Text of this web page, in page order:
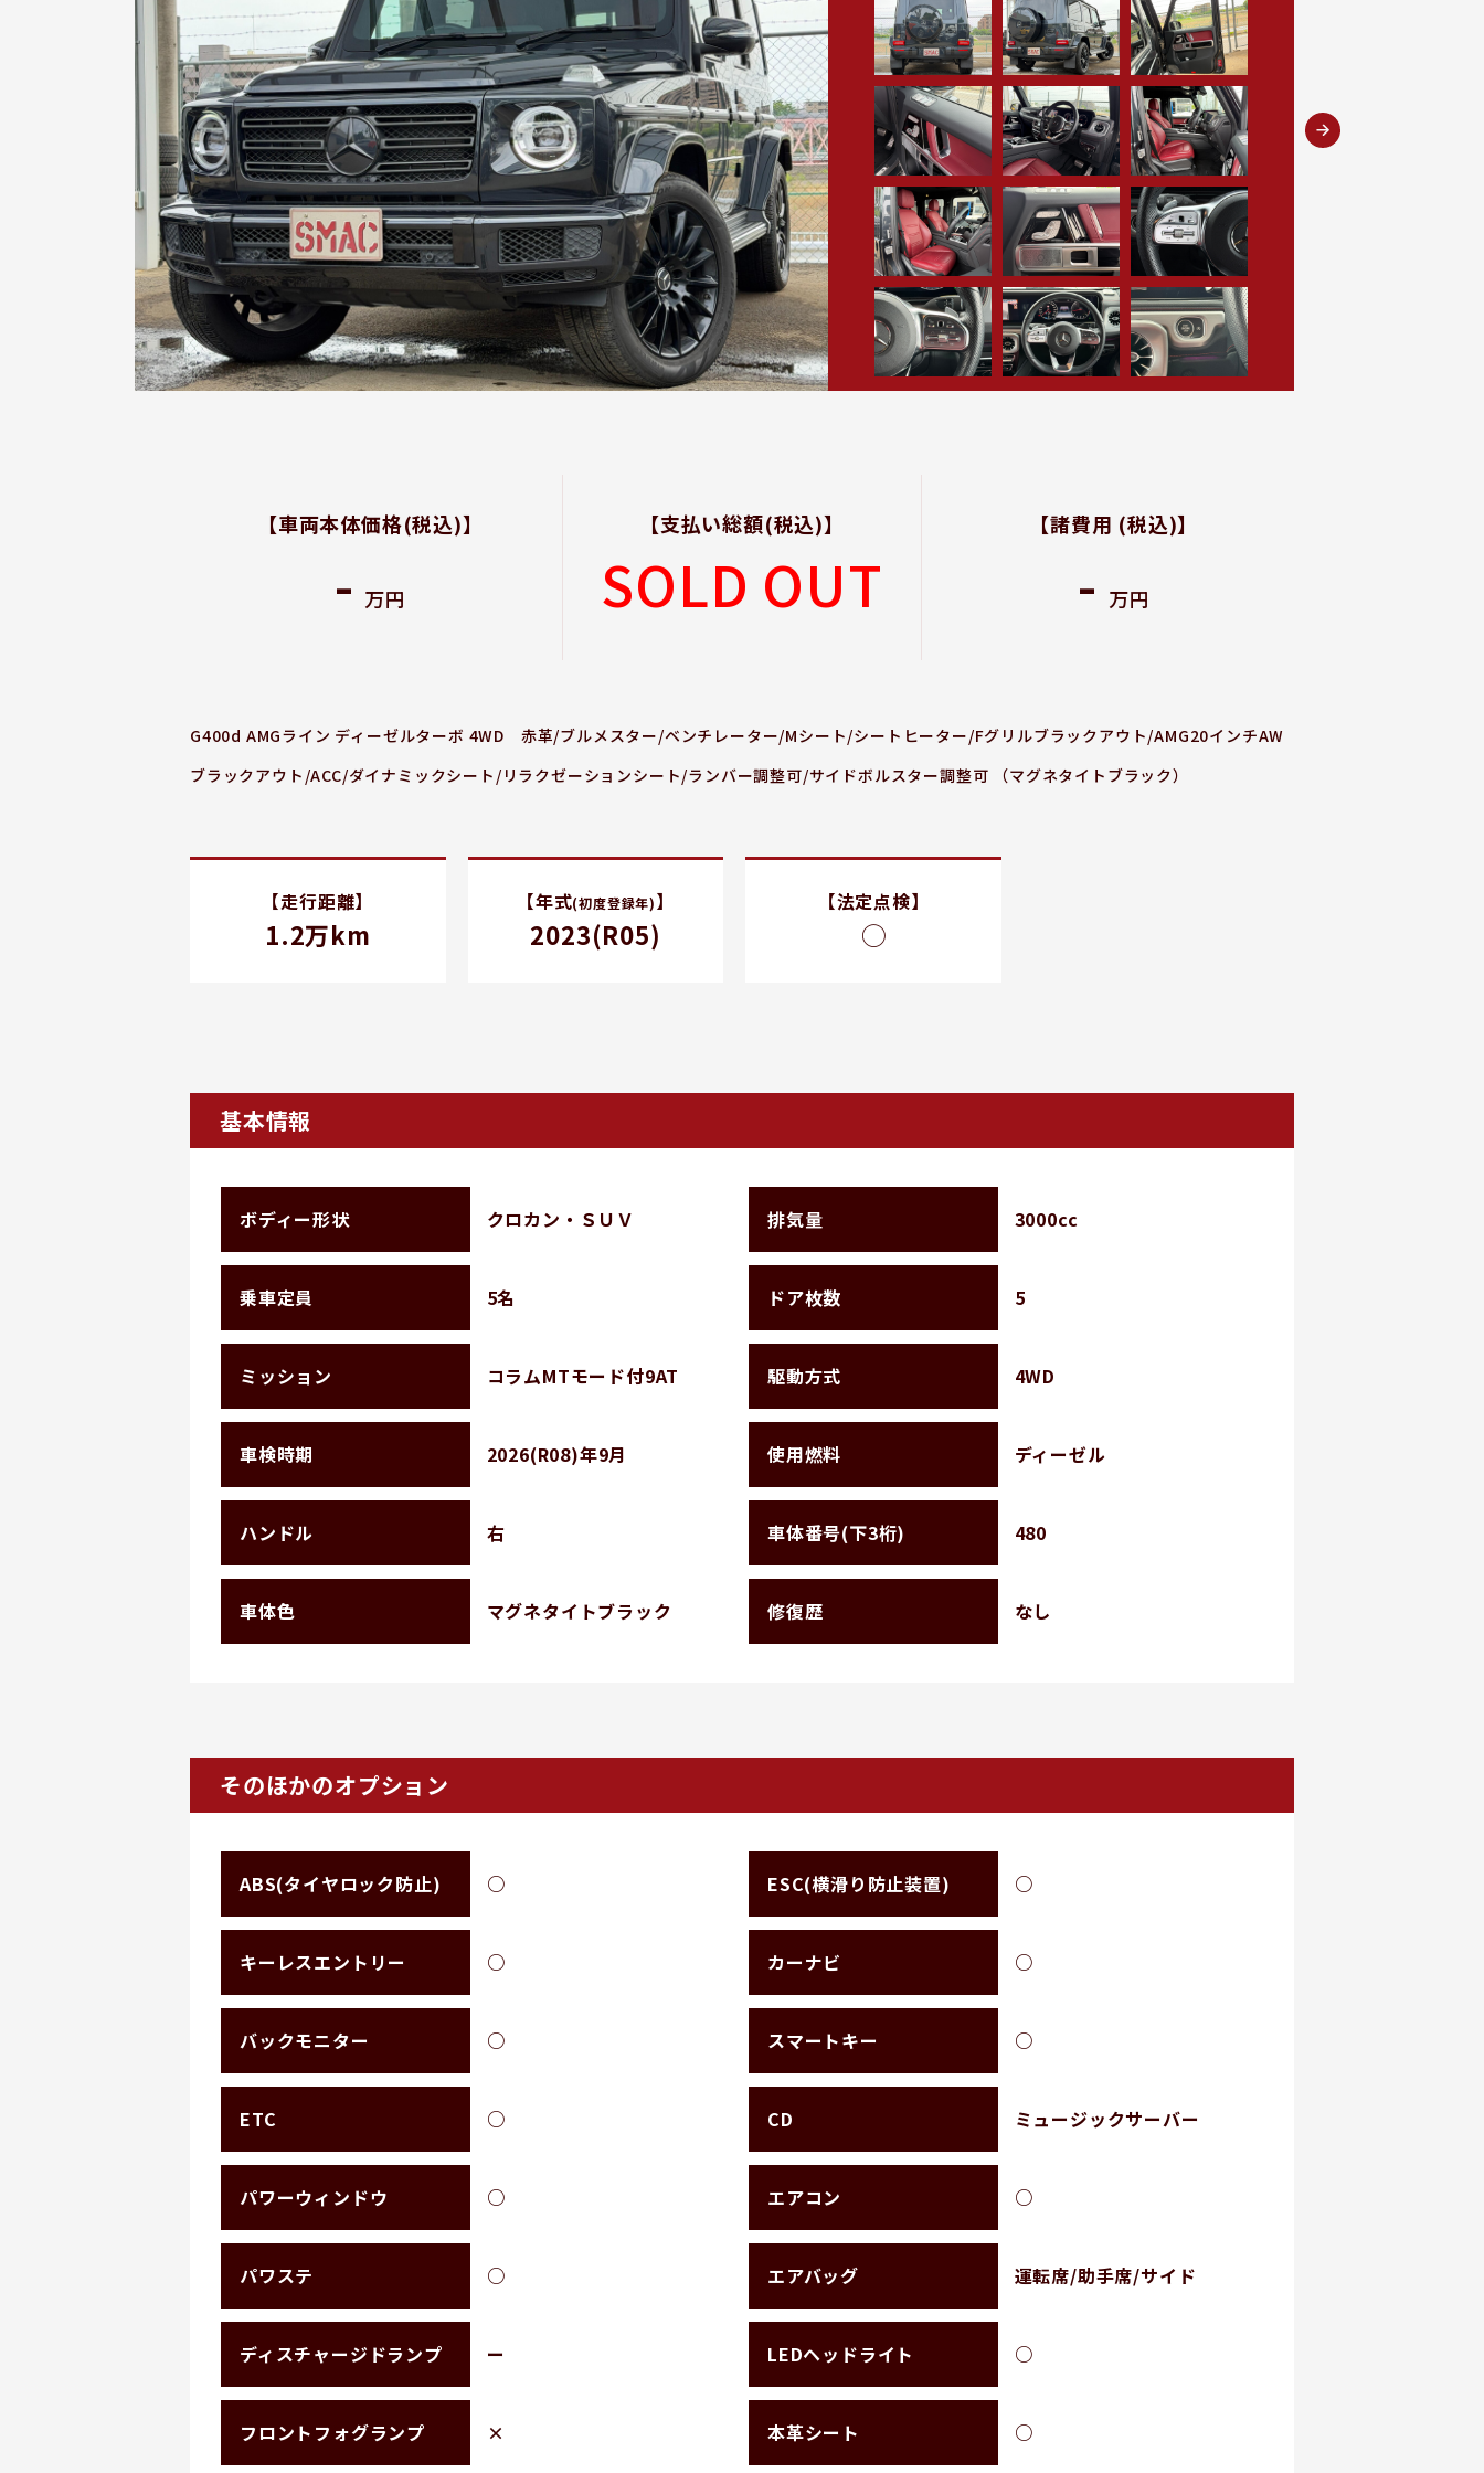
【車両本体価格(税込)】
- 万円
【支払い総額(税込)】
SOLD OUT
【諸費用 (税込)】
- 万円
G400d AMGライン ディーゼルターボ 4WD 赤革/ブルメスター/ベンチレーター/Mシート/シートヒーター/Fグリルブラックアウト/AMG20インチAW
ブラックアウト/ACC/ダイナミックシート/リラクゼーションシート/ランバー調整可/サイドボルスター調整可 （マグネタイトブラック）
【走行距離】
1.2万km
【年式(初度登録年)】
2023(R05)
【法定点検】
◯
基本情報
ボディー形状 クロカン・ＳＵＶ 排気量 3000cc
乗車定員 5名 ドア枚数 5
ミッション コラムMTモード付9AT 駆動方式 4WD
車検時期 2026(R08)年9月 使用燃料 ディーゼル
ハンドル 右 車体番号(下3桁) 480
車体色 マグネタイトブラック 修復歴 なし
そのほかのオプション
ABS(タイヤロック防止) ○ ESC(横滑り防止装置) ○
キーレスエントリー ○ カーナビ ○
バックモニター ○ スマートキー ○
ETC ○ CD ミュージックサーバー
パワーウィンドウ ○ エアコン ○
パワステ ○ エアバッグ 運転席/助手席/サイド
ディスチャージドランプ ー LEDヘッドライト ○
フロントフォグランプ × 本革シート ○